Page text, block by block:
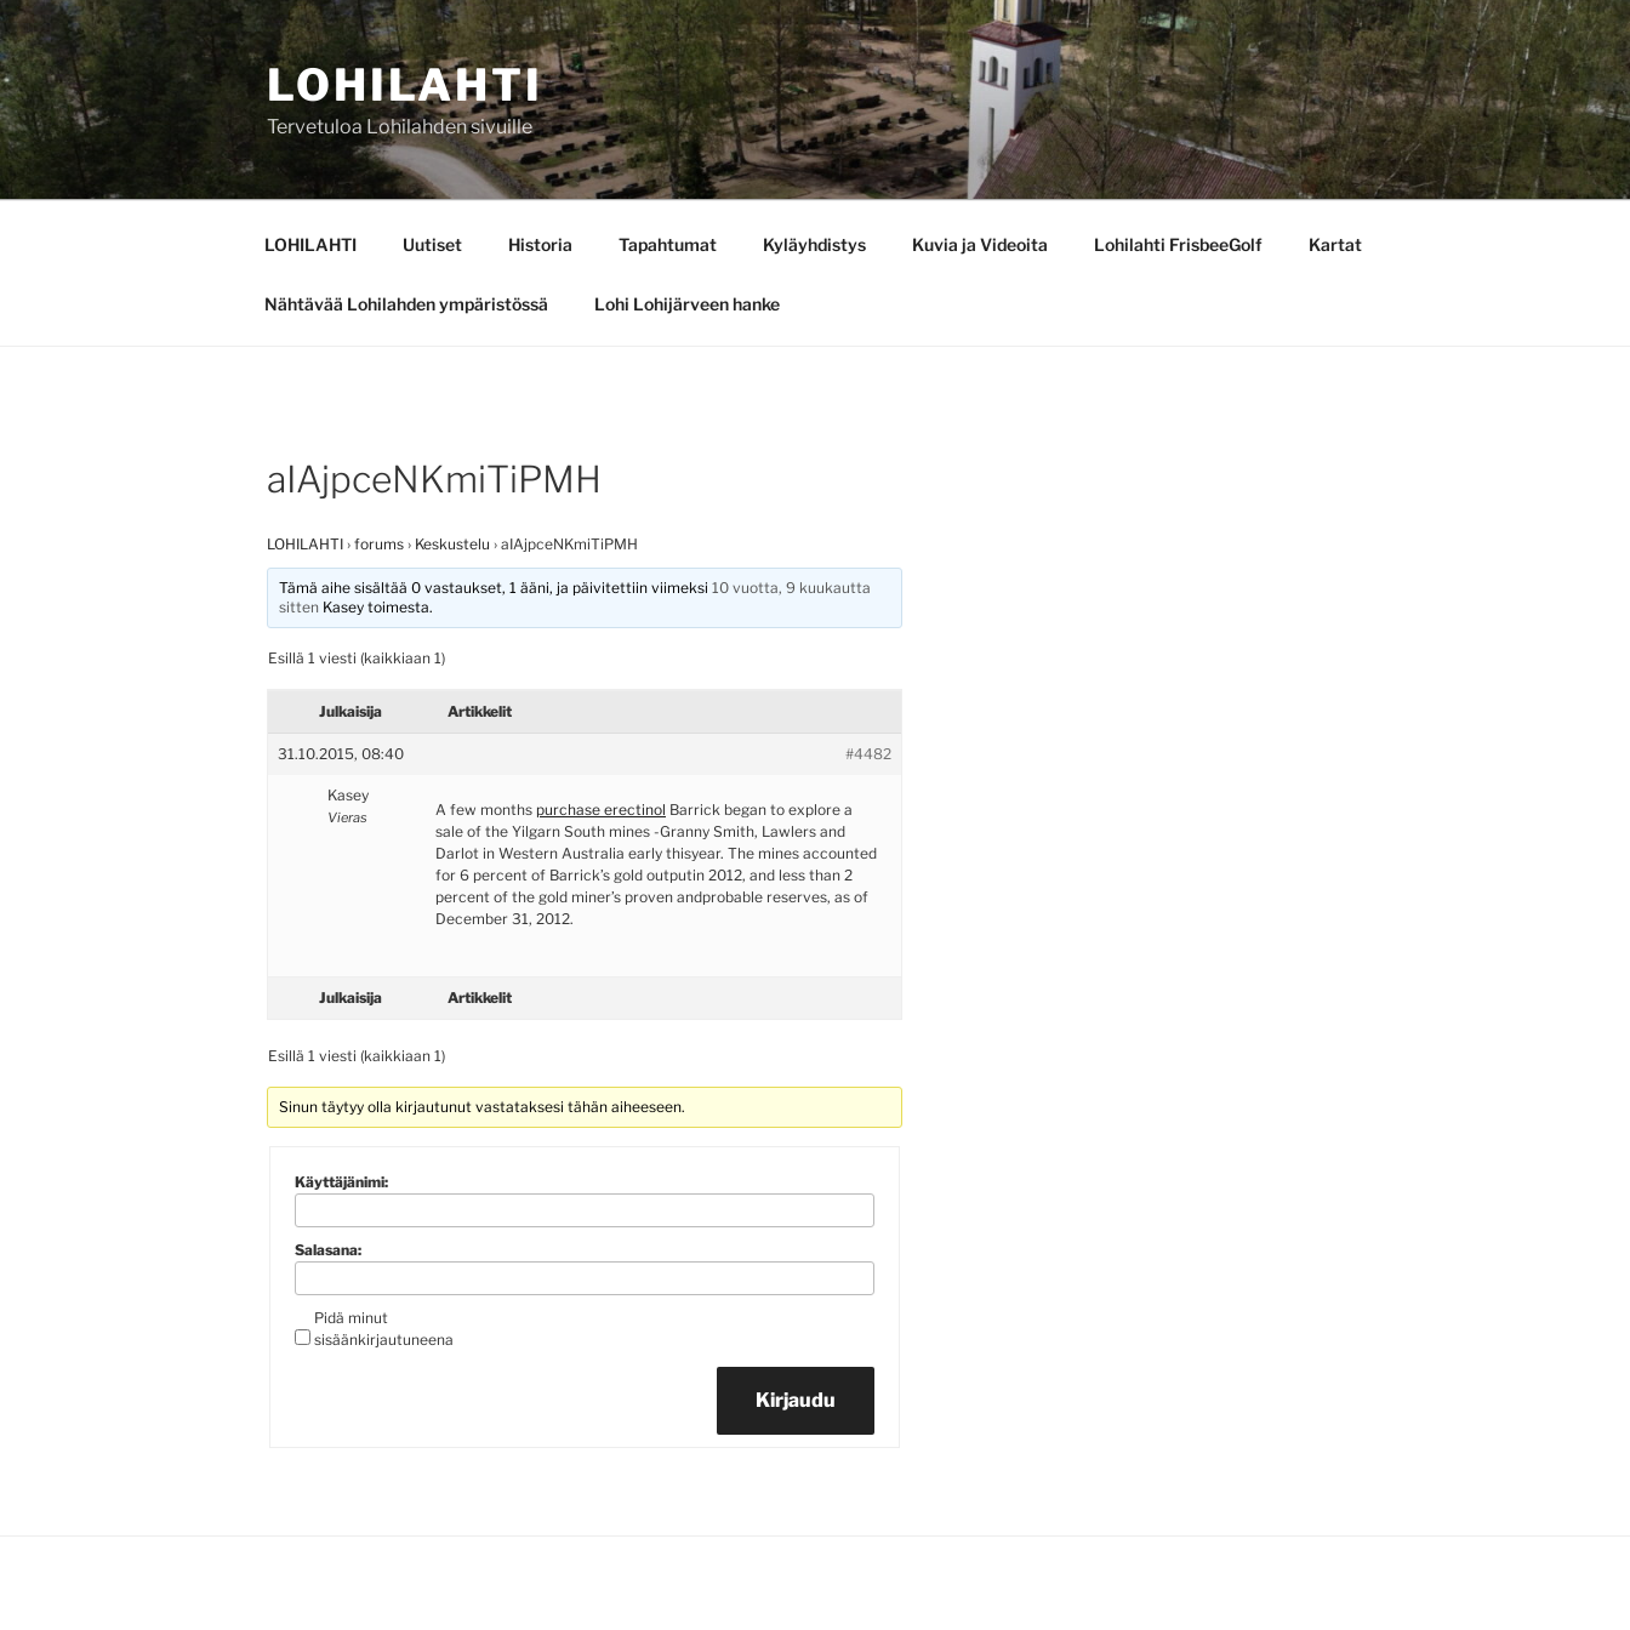
Siirry
sisältöön
LOHILAHTI
Tervetuloa Lohilahden sivuille
LOHILAHTI Uutiset Historia Tapahtumat Kyläyhdistys Kuvia ja Videoita Lohilahti FrisbeeGolf Kartat
Nähtävää Lohilahden ympäristössä Lohi Lohijärveen hanke
aIAjpceNKmiTiPMH
LOHILAHTI › forums › Keskustelu › aIAjpceNKmiTiPMH
Tämä aihe sisältää 0 vastaukset, 1 ääni, ja päivitettiin viimeksi10 vuotta, 9 kuukautta
sitten Kasey toimesta.
Esillä 1 viesti (kaikkiaan 1)
Julkaisija Artikkelit
31.10.2015, 08:40 #4482
Kasey
Vieras A few months purchase erectinol Barrick began to explore a
sale of the Yilgarn South mines -Granny Smith, Lawlers and
Darlot in Western Australia early thisyear. The mines accounted
for 6 percent of Barrick’s gold outputin 2012, and less than 2
percent of the gold miner’s proven andprobable reserves, as of
December 31, 2012.
Julkaisija Artikkelit
Esillä 1 viesti (kaikkiaan 1)
Sinun täytyy olla kirjautunut vastataksesi tähän aiheeseen.
Käyttäjänimi:
Salasana:
Pidä minut
sisäänkirjautuneena
Kirjaudu